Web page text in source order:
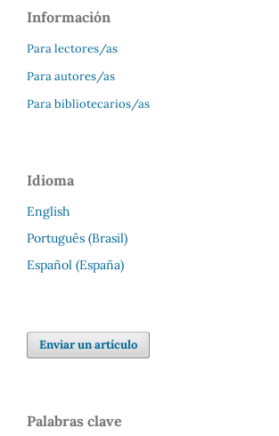
Información
Para lectores/as
Para autores/as
Para bibliotecarios/as
Idioma
English
Português (Brasil)
Español (España)
Enviar un artículo
Palabras clave